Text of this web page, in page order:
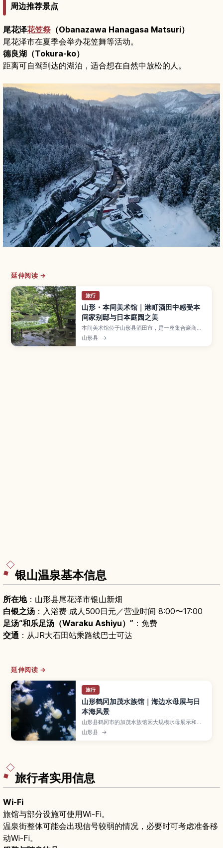
周边推荐景点
尾花泽花笠祭 （Obanazawa Hanagasa Matsuri）
尾花泽市在夏季会举办花笠舞等活动。
德良湖（Tokura-ko）
距离可自驾到达的湖泊，适合想在自然中放松的人。
延伸阅读 →
旅行
山形・本间美术馆｜港町酒田中感受本
间家别邸与日本庭园之美
本间美术馆位于山形县酒田市，是一座集合豪商本
间家旧别邸“清远阁”、枯山水庭园与近现代日本绘
画、工艺收藏的美术馆，同时也展现了港町酒田的
山形县 →
银山温泉基本信息
所在地：山形县尾花泽市银山新畑
白银之汤 ：入浴费 成人500日元／营业时间 8:00〜17:00
足汤“和乐足汤（Waraku Ashiyu）” ：免费
交通 ：从JR大石田站乘路线巴士可达
延伸阅读 →
旅行
山形鹤冈加茂水族馆｜海边水母展与日
本海风景
山形县鹤冈市的加茂水族馆因大规模水母展示和面
向日本海的绝佳景色而闻名。本文介绍必看的水母
水槽和表演、馆内餐厅与纪念品店、推荐参观路
山形县 →
旅行者实用信息
Wi-Fi
旅馆与部分设施可使用Wi-Fi。
温泉街整体可能会出现信号较弱的情况，必要时可考虑准备移
动Wi-Fi。